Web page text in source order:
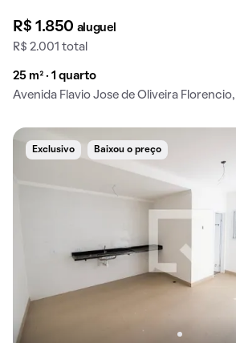
R$ 1.850 aluguel
R$ 2.001 total
25 m² · 1 quarto
Avenida Flavio Jose de Oliveira Florencio,
Exclusivo Baixou o preço